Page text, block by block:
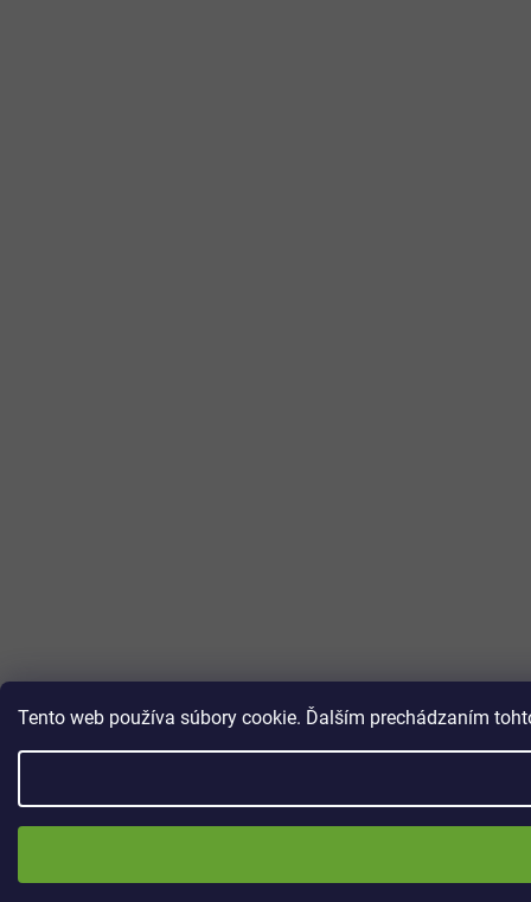
Tento web používa súbory cookie. Ďalším prechádzaním